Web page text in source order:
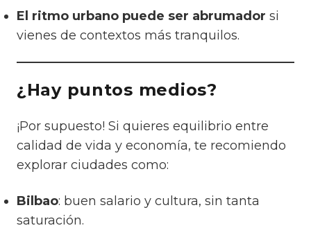
El ritmo urbano puede ser abrumador si
vienes de contextos más tranquilos.
¿Hay puntos medios?
¡Por supuesto! Si quieres equilibrio entre
calidad de vida y economía, te recomiendo
explorar ciudades como:
Bilbao: buen salario y cultura, sin tanta
saturación.